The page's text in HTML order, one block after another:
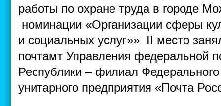
работы по охране труда в городе
номинации «Организации сферы
и социальных услуг»» II место
почтамт Управления федеральной
Республики – филиал Федерального
унитарного предприятия «Почта